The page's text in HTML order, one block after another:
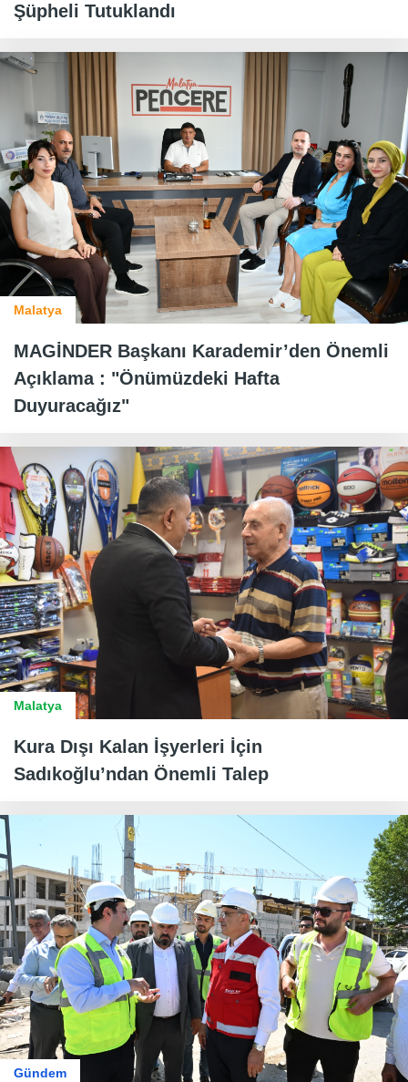
Şüpheli Tutuklandı
Malatya
MAGİNDER Başkanı Karademir’den Önemli
Açıklama : "Önümüzdeki Hafta
Duyuracağız"
Malatya
Kura Dışı Kalan İşyerleri İçin
Sadıkoğlu’ndan Önemli Talep
Gündem